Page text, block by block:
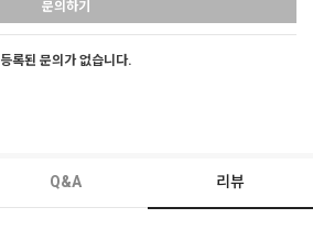
문의하기
등록된 문의가 없습니다.
Q&A 리뷰